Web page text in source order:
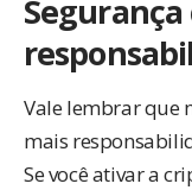
Segurança
Vale lembrar que
mais
Se você ativar a